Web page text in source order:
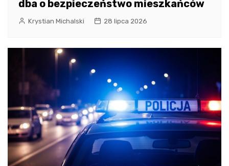
dba o bezpieczeństwo mieszkańców
Krystian Michalski 28 lipca 2026